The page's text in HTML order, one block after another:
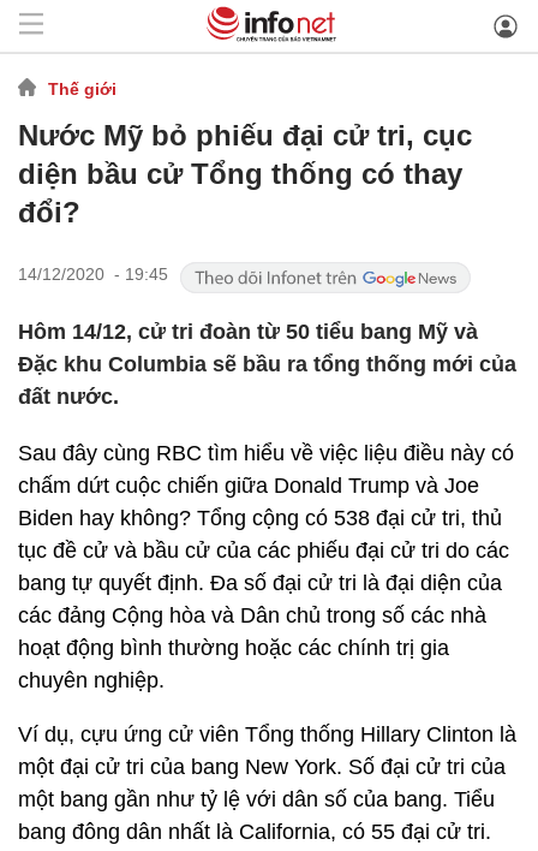
Thế giới
Nước Mỹ bỏ phiếu đại cử tri, cục
diện bầu cử Tổng thống có thay
đổi?
14/12/2020 - 19:45
Hôm 14/12, cử tri đoàn từ 50 tiểu bang Mỹ và
Đặc khu Columbia sẽ bầu ra tổng thống mới của
đất nước.
Sau đây cùng RBC tìm hiểu về việc liệu điều này có
chấm dứt cuộc chiến giữa Donald Trump và Joe
Biden hay không? Tổng cộng có 538 đại cử tri, thủ
tục đề cử và bầu cử của các phiếu đại cử tri do các
bang tự quyết định. Đa số đại cử tri là đại diện của
các đảng Cộng hòa và Dân chủ trong số các nhà
hoạt động bình thường hoặc các chính trị gia
chuyên nghiệp.
Ví dụ, cựu ứng cử viên Tổng thống Hillary Clinton là
một đại cử tri của bang New York. Số đại cử tri của
một bang gần như tỷ lệ với dân số của bang. Tiểu
bang đông dân nhất là California, có 55 đại cử tri.